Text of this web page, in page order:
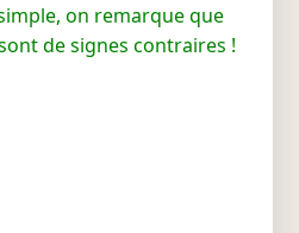
on remarque que
de signes contraires !